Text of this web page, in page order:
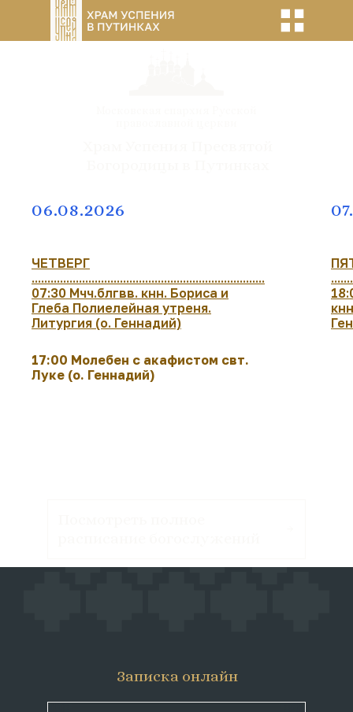
06.08.2026
ЧЕТВЕРГ
..........................................................................
07:30 Мчч.блгвв. кнн. Бориса и
Глеба Полиелейная утреня.
Литургия (о. Геннадий)
17:00 Молебен с акафистом свт.
Луке (о. Геннадий)
Записка онлайн